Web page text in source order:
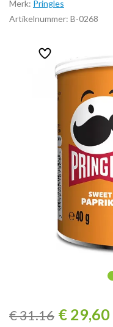
Merk: Pringles
Artikelnummer: B-0268
€31.16 € 29,60